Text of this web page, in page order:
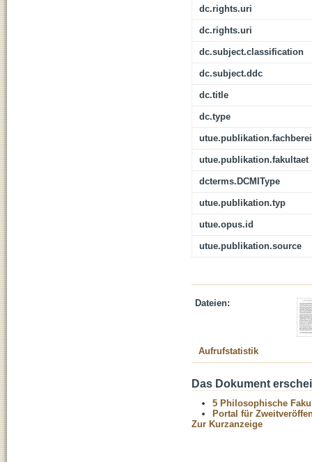
dc.rights.uri
dc.rights.uri
dc.subject.classification
dc.subject.ddc
dc.title
dc.type
utue.publikation.fakultaet
dcterms.DCMIType
utue.publikation.typ
utue.opus.id
utue.publikation.source
Dateien:
Aufrufstatistik
Das Dokument
5 Philosophische
Portal für
Zur Kurzanzeige